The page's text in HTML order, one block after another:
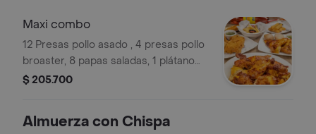
Maxi combo
12 Presas pollo asado , 4 presas pollo
broaster, 8 papas saladas, 1 plátano
con queso, 1 porción papa a la
$ 205.700
Almuerza con Chispa